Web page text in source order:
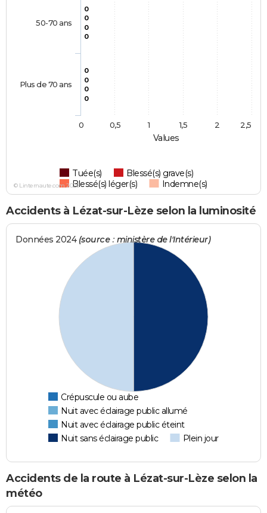
Values
0
0
0
0
0
0
0
0
Tuée(s)
Blessé(s) grave(s)
Blessé(s) léger(s)
Indemne(s)
50-70 ans
Plus de 70 ans
0 0,5 1 1,5 2 2,5
© Linternaute.com 2026
Accidents à Lézat-sur-Lèze selon la luminosité
Données 2024 (source : ministère de l'Intérieur)
Crépuscule ou aube
Nuit avec éclairage public allumé
Nuit avec éclairage public éteint
Nuit sans éclairage public
Plein jour
Accidents de la route à Lézat-sur-Lèze selon la
météo